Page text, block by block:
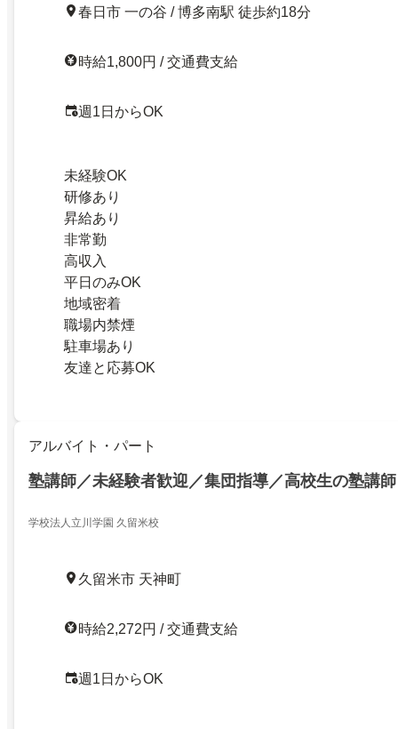
春日市 一の谷 / 博多南駅 徒歩約18分
時給1,800円 / 交通費支給
週1日からOK
未経験OK
研修あり
昇給あり
非常勤
高収入
平日のみOK
地域密着
職場内禁煙
駐車場あり
友達と応募OK
アルバイト・パート
塾講師／未経験者歓迎／集団指導／高校生の塾講師
学校法人立川学園 久留米校
久留米市 天神町
時給2,272円 / 交通費支給
週1日からOK